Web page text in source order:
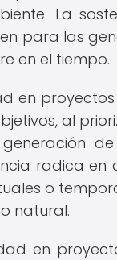
La
para las
en el tiempo.
en
al
radica en
o
natural.
en